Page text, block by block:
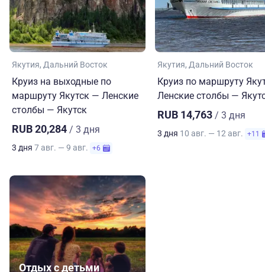
Якутия Дальний Восток
Круиз на выходные по
маршруту Якутск — Ленские
столбы — Якутск
RUB 20,284 / 3 дня
3 дня 7 авг. — 9 авг. +6
Якутия Дальний Восток
Круиз по маршруту
Ленские столбы —
RUB 14,763 / 3 дня
3 дня 10 авг. — 12 авг. +11
Отдых с детьми